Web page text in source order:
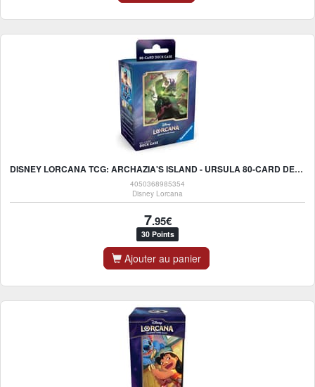
DISNEY LORCANA TCG: ARCHAZIA'S ISLAND - URSULA 80-CARD DECK BOX - UK
4050368985354
Disney Lorcana
7.95€
30 Points
Ajouter au panier